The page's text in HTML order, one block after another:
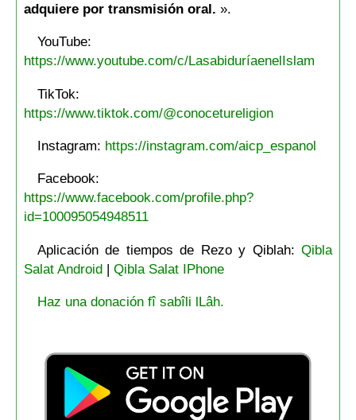
adquiere por transmisión oral. ».
YouTube:
https://www.youtube.com/c/LasabiduríaenelIslam
TikTok:
https://www.tiktok.com/@conocetureligion
Instagram: https://instagram.com/aicp_espanol
Facebook:
https://www.facebook.com/profile.php?
id=100095054948511
Aplicación de tiempos de Rezo y Qiblah:Qibla
Salat Android| Qibla Salat IPhone
Haz una donación fî sabîli lLâh.